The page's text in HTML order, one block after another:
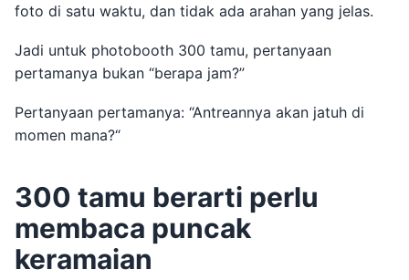
foto di satu waktu, dan tidak ada arahan yang jelas.
Jadi untuk photobooth 300 tamu, pertanyaan
pertamanya bukan “berapa jam?”
Pertanyaan pertamanya: “Antreannya akan jatuh di
momen mana?“
300 tamu berarti perlu
membaca puncak
keramaian